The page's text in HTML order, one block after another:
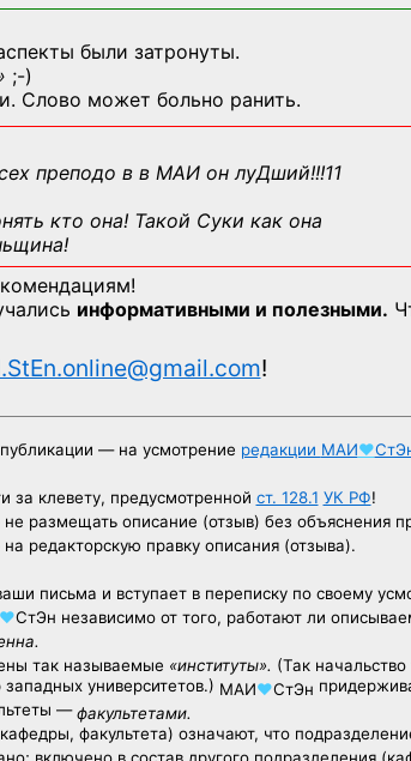
были затронуты.
;-)
Слово может больно ранить.
преподо в в МАИ он луДший!!!11
кто она! Такой Суки как она
информативными и полезными.
!
— на усмотрение редакции МАИ♥
за клевету, предусмотренной ст. 128.1 УК РФ!
не размещать описание (отзыв) без объяснения
редакторскую правку описания (отзыва).
письма и вступает в переписку по своему
♥СтЭн независимо от того, работают ли
так называемые «институты». (Так начальство
университетов.) МАИ♥СтЭн
—факультетами.
факультета) означают, что